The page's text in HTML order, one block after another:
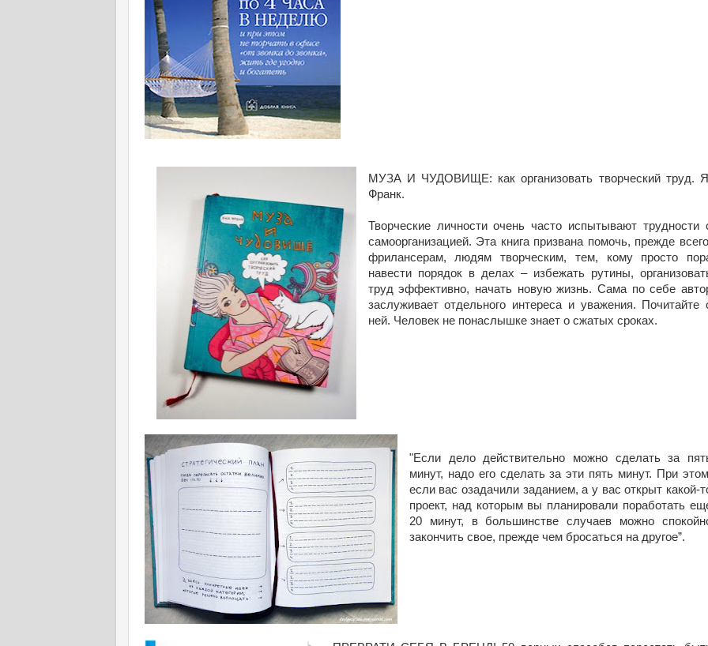
МУЗА И ЧУДОВИЩЕ: как организовать творческий труд.
Франк.
Творческие личности очень часто испытывают трудности
самоорганизацией. Эта книга призвана помочь, прежде
фрилансерам, людям творческим, тем, кому просто
навести порядок в делах – избежать рутины,
труд эффективно, начать новую жизнь. Сама по себе
заслуживает отдельного интереса и уважения. Почитайте
ней. Человек не понаслышке знает о сжатых сроках.
"Если дело действительно можно сделать за
минут, надо его сделать за эти пять минут. При
если вас озадачили заданием, а у вас открыт какой-
проект, над которым вы планировали поработать
20 минут, в большинстве случаев можно
закончить свое, прежде чем бросаться на другое”.